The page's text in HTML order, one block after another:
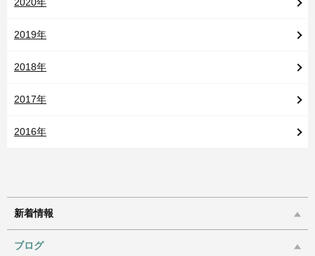
2019年
2018年
2017年
2016年
新着情報
ブログ